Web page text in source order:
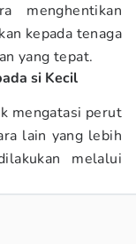
menghentikan
kepada tenaga
yang tepat.
si Kecil
mengatasi perut
lain yang lebih
melalui